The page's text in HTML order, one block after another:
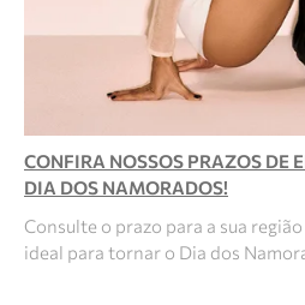
CONFIRA NOSSOS PRAZOS DE
DIA DOS NAMORADOS!
Consulte o prazo para a sua
ideal para tornar o Dia dos